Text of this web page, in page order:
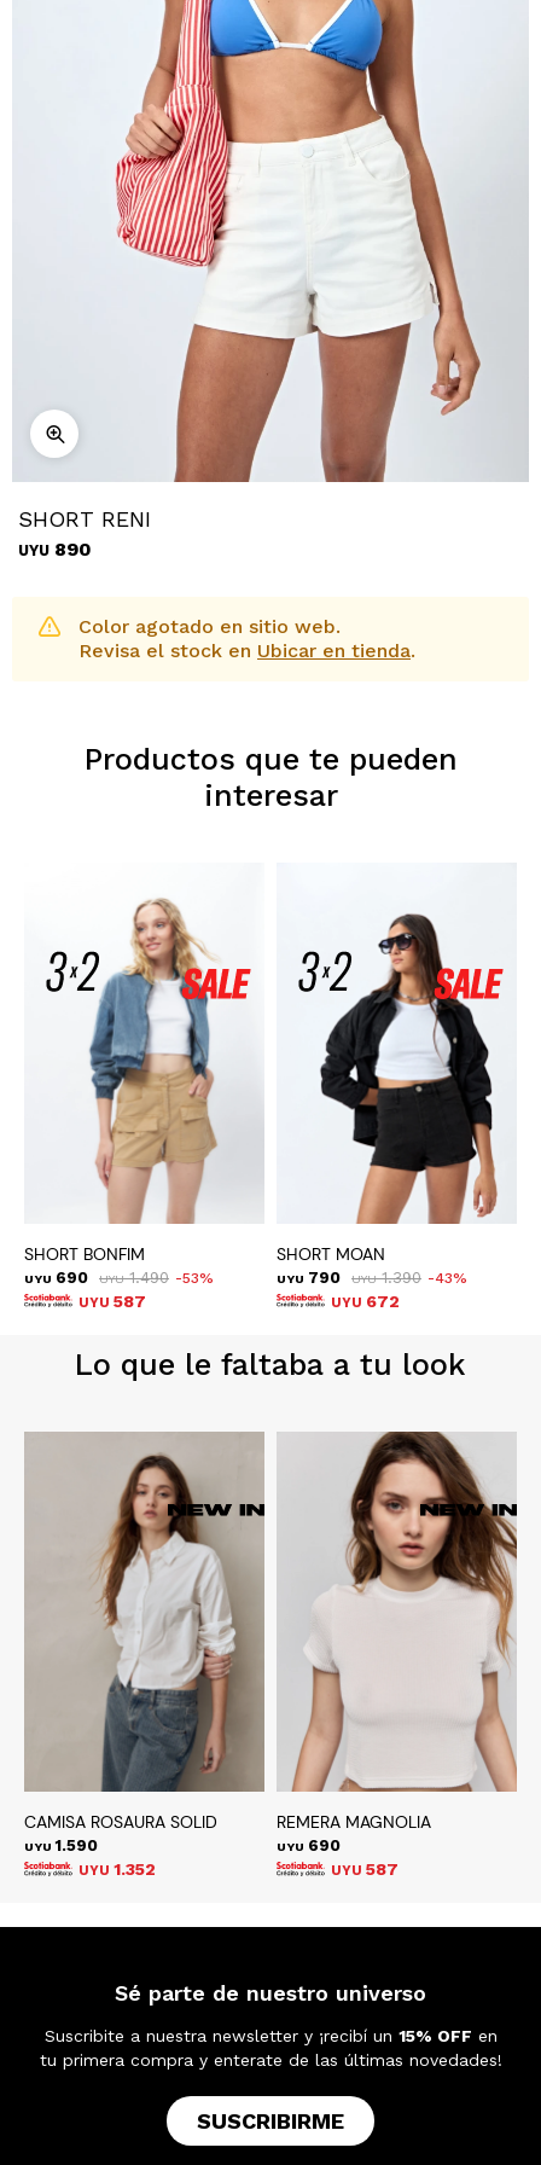
SHORT RENI
UYU 890
Color agotado en sitio web.
Revisa el stock en Ubicar en tienda.
Productos que te pueden
interesar
SHORT BONFIM
UYU 690 UYU 1.490 53
UYU 587
SHORT MOAN
UYU 790 UYU 1.390 43
UYU 672
Lo que le faltaba a tu look
CAMISA ROSAURA SOLID
UYU 1.590
UYU 1.352
REMERA MAGNOLIA
UYU 690
UYU 587
Sé parte de nuestro universo
Suscribite a nuestra newsletter y ¡recibí un 15% OFF en
tu primera compra y enterate de las últimas novedades!
SUSCRIBIRME